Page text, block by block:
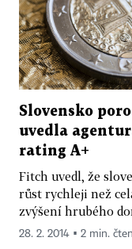
Slovensko
uvedla
rating A+
Fitch uvedl, že
růst rychleji než
zvýšení hrubého
28. 2. 2014 ▪ 2 min.